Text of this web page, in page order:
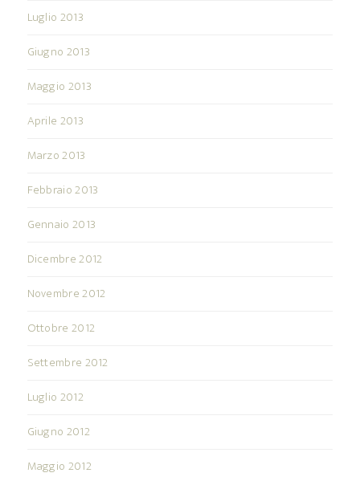
Luglio 2013
Giugno 2013
Maggio 2013
Aprile 2013
Marzo 2013
Febbraio 2013
Gennaio 2013
Dicembre 2012
Novembre 2012
Ottobre 2012
Settembre 2012
Luglio 2012
Giugno 2012
Maggio 2012